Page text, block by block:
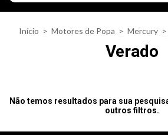
Início > Motores de Popa > Mercury >
Verado
Não temos resultados para sua
outros filtros.